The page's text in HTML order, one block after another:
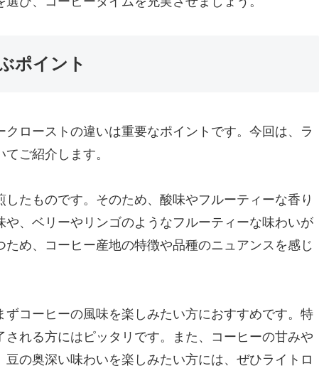
ポイント
ローストの違いは重要なポイントです。今回は、ラ
ご紹介します。
たものです。そのため、酸味やフルーティーな香り
、ベリーやリンゴのようなフルーティーな味わいが
め、コーヒー産地の特徴や品種のニュアンスを感じ
コーヒーの風味を楽しみたい方におすすめです。特
れる方にはピッタリです。また、コーヒーの甘みや
の奥深い味わいを楽しみたい方には、ぜひライトロ